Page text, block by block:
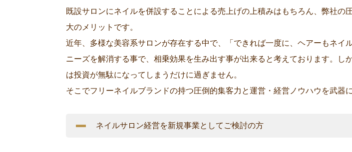
既設サロンにネイルを併設することによる売上げの上積みはもちろん、弊社
大のメリットです。
近年、多様な美容系サロンが存在する中で、「できれば一度に、ヘアーもネ
ニーズを解消する事で、相乗効果を生み出す事が出来ると考えております。
は投資が無駄になってしまうだけに過ぎません。
そこでフリーネイルブランドの持つ圧倒的集客力と運営・経営ノウハウを武器
ネイルサロン経営を新規事業としてご検討の方